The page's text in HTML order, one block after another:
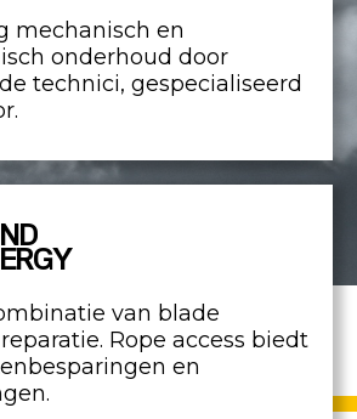
mechanisch en
onderhoud door
technici, gespecialiseerd
van blade
Rope access biedt
en